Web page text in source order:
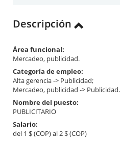
Descripción
Área funcional:
Mercadeo, publicidad.
Categoría de empleo:
Alta gerencia -> Publicidad;
Mercadeo, publicidad -> Publicidad.
Nombre del puesto:
PUBLICITARIO
Salario:
del 1 $ (COP) al 2 $ (COP)